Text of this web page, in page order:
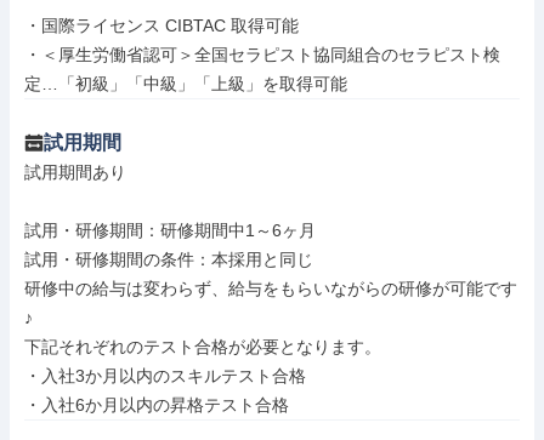
・国際ライセンス CIBTAC 取得可能
・＜厚生労働省認可＞全国セラピスト協同組合のセラピスト検
定…「初級」「中級」「上級」を取得可能
試用期間
試用期間あり
試用・研修期間：研修期間中1～6ヶ月
試用・研修期間の条件：本採用と同じ
研修中の給与は変わらず、給与をもらいながらの研修が可能です
♪
下記それぞれのテスト合格が必要となります。
・入社3か月以内のスキルテスト合格